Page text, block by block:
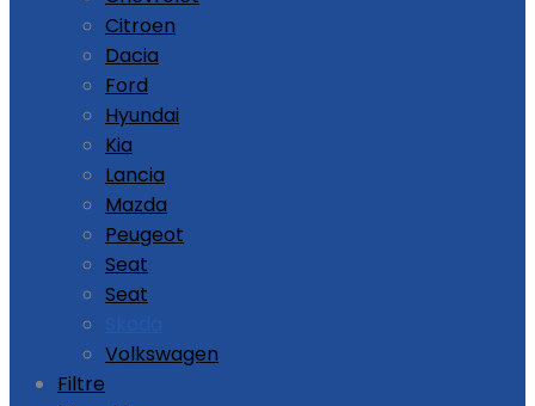
Citroen
Dacia
Ford
Hyundai
Kia
Lancia
Mazda
Peugeot
Seat
Seat
Volkswagen
Filtre